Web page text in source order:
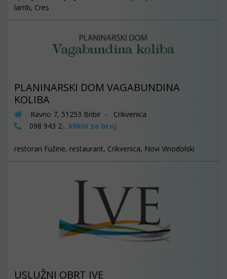
lamb, Cres
PLANINARSKI DOM VAGABUNDINA
KOLIBA
Ravno 7, 51253 Bribir - Crikvenica
098 943 2... klikni za broj
restoran Fužine, restaurant, Crikvenica, Novi Vinodolski
USLUŽNI OBRT IVE